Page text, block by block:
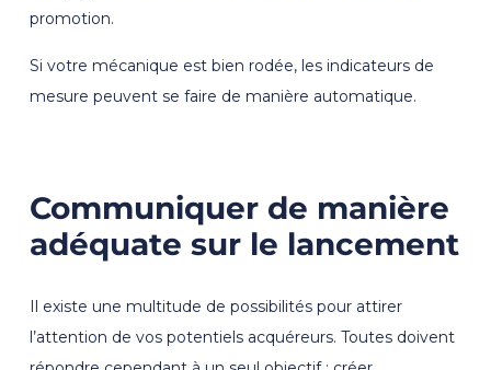
promotion.
Si votre mécanique est bien rodée, les indicateurs de
mesure peuvent se faire de manière automatique.
Communiquer de manière
adéquate sur le lancement
Il existe une multitude de possibilités pour attirer
l’attention de vos potentiels acquéreurs. Toutes doivent